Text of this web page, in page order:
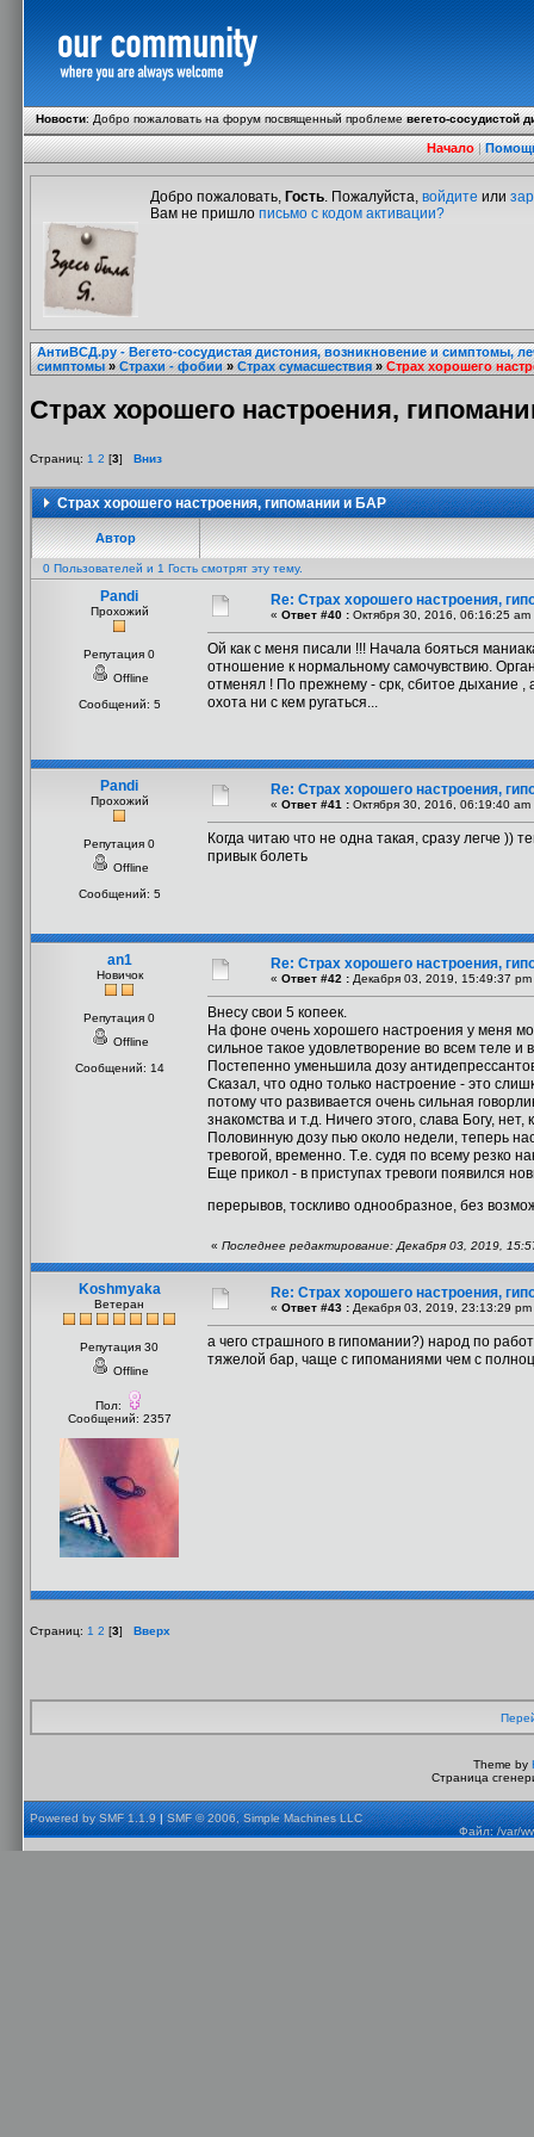
Новости:Добро пожаловать на форум посвященный проблемевегето-сосудистой
Начало|
Добро пожаловать, Гость. Пожалуйста, войдите или
Вам не пришло письмо с кодом активации?
АнтиВСД.ру - Вегето-сосудистая дистония, возникновение и симптомы,
симптомы»Страхи - фобии»Страх сумасшествия»Страх хорошего
Страх хорошего настроения,
Страниц: 1 2 [3] Вниз
Страх хорошего настроения, гипомании и БАР
Автор
0 Пользователей и 1 Гость смотрят эту тему.
Pandi
Прохожий
Репутация 0
Offline
Сообщений: 5
Re: Страх хорошего настроения,
« Ответ #40 : Октября 30, 2016, 06:16:25 am
Ой как с меня писали !!! Начала бояться
отношение к нормальному самочувствию.
отменял ! По прежнему - срк, сбитое дыхание ,
охота ни с кем ругаться...
Pandi
Прохожий
Репутация 0
Offline
Сообщений: 5
Re: Страх хорошего настроения,
« Ответ #41 : Октября 30, 2016, 06:19:40 am
Когда читаю что не одна такая, сразу легче
привык болеть
an1
Новичок
Репутация 0
Offline
Сообщений: 14
Re: Страх хорошего настроения,
« Ответ #42 : Декабря 03, 2019, 15:49:37 pm
Внесу свои 5 копеек.
На фоне очень хорошего настроения у меня
сильное такое удовлетворение во всем теле и
Постепенно уменьшила дозу
Сказал, что одно только настроение - это
потому что развивается очень сильная
знакомства и т.д. Ничего этого, слава Богу,
Половинную дозу пью около недели, теперь
тревогой, временно. Т.е. судя по всему резко
Еще прикол - в приступах тревоги появился
перерывов, тоскливо однообразное, без
« Последнее редактирование: Декабря 03, 2019,
Koshmyaka
Ветеран
Репутация 30
Offline
Пол:
Сообщений: 2357
Re: Страх хорошего настроения,
« Ответ #43 : Декабря 03, 2019, 23:13:29 pm
а чего страшного в гипомании?) народ по
тяжелой бар, чаще с гипоманиями чем с
Страниц: 1 2 [3] Вверх
Theme by
Страница
Powered by SMF 1.1.9|SMF © 2006, Simple Machines LLC
Файл: /var/